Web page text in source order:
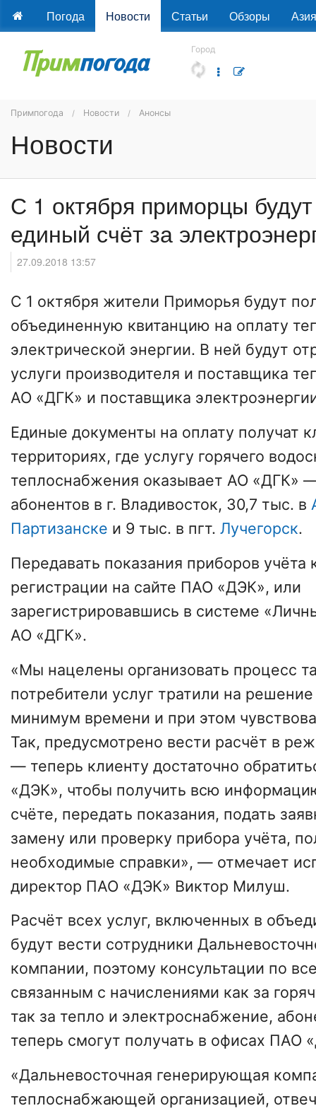
Погода Новости Статьи Обзоры Азия
Город
Примпогода Новости Анонсы
Новости
С 1 октября приморцы
единый счёт за
27.09.2018 13:57
C 1 октября жители Приморья будут
объединенную квитанцию на оплату
электрической энергии. В ней будут
услуги производителя и поставщика
АО «ДГК» и поставщика
Единые документы на оплату получат
территориях, где услугу горячего
теплоснабжения оказывает АО «ДГК»
абонентов в г. Владивосток, 30,7 тыс. в
Партизанске и 9 тыс. в пгт. Лучегорск.
Передавать показания приборов учёта
регистрации на сайте ПАО «ДЭК», или
зарегистрировавшись в системе
АО «ДГК».
«Мы нацелены организовать процесс
потребители услуг тратили на
минимум времени и при этом
Так, предусмотрено вести расчёт в
— теперь клиенту достаточно
«ДЭК», чтобы получить всю
счёте, передать показания, подать
замену или проверку прибора учёта,
необходимые справки», — отмечает
директор ПАО «ДЭК» Виктор Милуш.
Расчёт всех услуг, включенных в
будут вести сотрудники
компании, поэтому консультации по
связанным с начислениями как за
так за тепло и электроснабжение,
теперь смогут получать в офисах ПАО
«Дальневосточная генерирующая
теплоснабжающей организацией,